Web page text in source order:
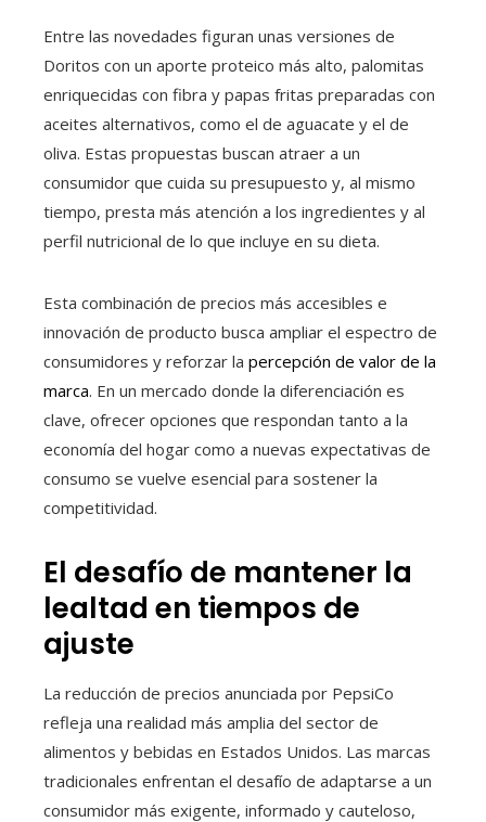
Entre las novedades figuran unas versiones de
Doritos con un aporte proteico más alto, palomitas
enriquecidas con fibra y papas fritas preparadas con
aceites alternativos, como el de aguacate y el de
oliva. Estas propuestas buscan atraer a un
consumidor que cuida su presupuesto y, al mismo
tiempo, presta más atención a los ingredientes y al
perfil nutricional de lo que incluye en su dieta.
Esta combinación de precios más accesibles e
innovación de producto busca ampliar el espectro de
consumidores y reforzar la percepción de valor de la
marca. En un mercado donde la diferenciación es
clave, ofrecer opciones que respondan tanto a la
economía del hogar como a nuevas expectativas de
consumo se vuelve esencial para sostener la
competitividad.
El desafío de mantener la
lealtad en tiempos de
ajuste
La reducción de precios anunciada por PepsiCo
refleja una realidad más amplia del sector de
alimentos y bebidas en Estados Unidos. Las marcas
tradicionales enfrentan el desafío de adaptarse a un
consumidor más exigente, informado y cauteloso,